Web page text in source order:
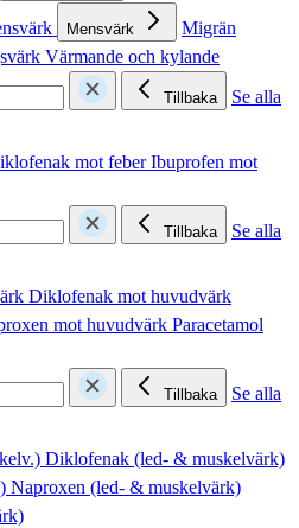
Mensvärk
Migrän
Värmande och kylande
Tillbaka
Se alla
mot feberIbuprofen mot
Tillbaka
Se alla
Diklofenak mot huvudvärk
mot huvudvärk Paracetamol
Tillbaka
Se alla
Diklofenak (led- & muskelvärk)
Naproxen (led- & muskelvärk)